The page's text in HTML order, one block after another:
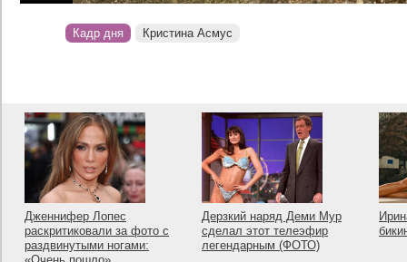
Кадр дня Кристина Асмус
Дженнифер Лопес
раскритиковали за фото с
раздвинутыми ногами:
Дерзкий наряд Деми Мур
сделал этот телеэфир
легендарным (ФОТО)